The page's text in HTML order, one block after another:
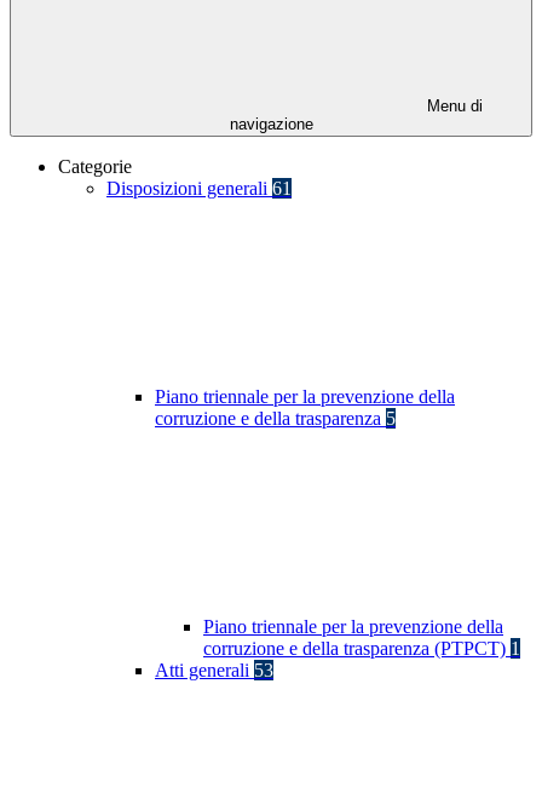
Menu di
navigazione
Categorie
Disposizioni generali 61
Piano triennale per la prevenzione della
corruzione e della trasparenza 5
Piano triennale per la prevenzione della
corruzione e della trasparenza (PTPCT) 1
Atti generali 53